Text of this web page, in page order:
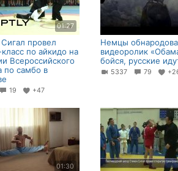
01:27
провел
по айкидо на
Всероссийского
по самбо в
19 +47
Немцы
видеоролик
бойся, русские
5337 79
01:30